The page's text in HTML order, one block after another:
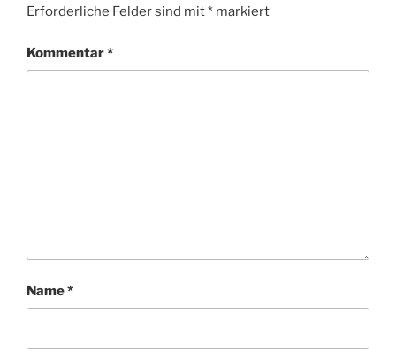
Erforderliche Felder sind mit* markiert
Kommentar*
Name*